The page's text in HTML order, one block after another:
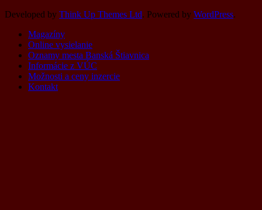
Developed by Think Up Themes Ltd. Powered by WordPress.
Magazíny
Online vysielanie
Oznamy mesta Banská Štiavnica
Informácie z VÚC
Možnosti a ceny inzercie
Kontakt